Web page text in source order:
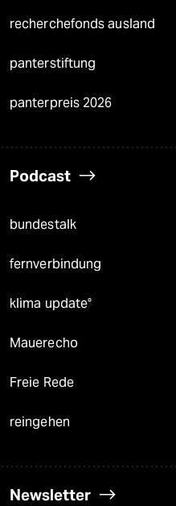
recherchefonds ausland
panterstiftung
panterpreis 2026
Podcast
bundestalk
fernverbindung
klima update°
Mauerecho
Freie Rede
reingehen
Newsletter